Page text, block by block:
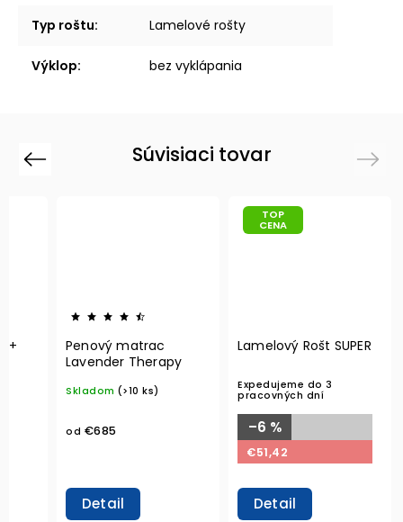
Typ roštu: Lamelové rošty
Výklop: bez vyklápania
Súvisiaci tovar
Previous
+
Penový matrac
Lavender Therapy
Skladom (>10 ks)
od €685
Detail
TOP
CENA
Lamelový Rošt SUPER
Expedujeme do 3
pracovných dní
–6 %
€51,42
Detail
Next